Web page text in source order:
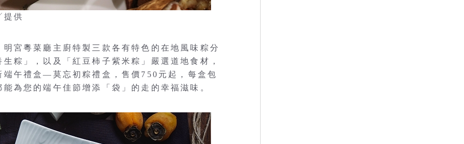
供
宮粵菜廳主廚特製三款各有特色的在地風味粽分
粽」，以及「紅豆柿子紫米粽」嚴選道地食材，
午禮盒—莫忘初粽禮盒，售價750元起，每盒包
為您的端午佳節增添「袋」的走的幸福滋味。